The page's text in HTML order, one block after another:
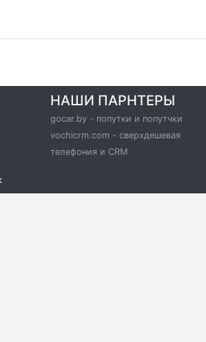
НАШИ ПАРНТЕРЫ
gocar.by - попутки и попутчки
vochicrm.com - сверхдешевая
телефония и CRM